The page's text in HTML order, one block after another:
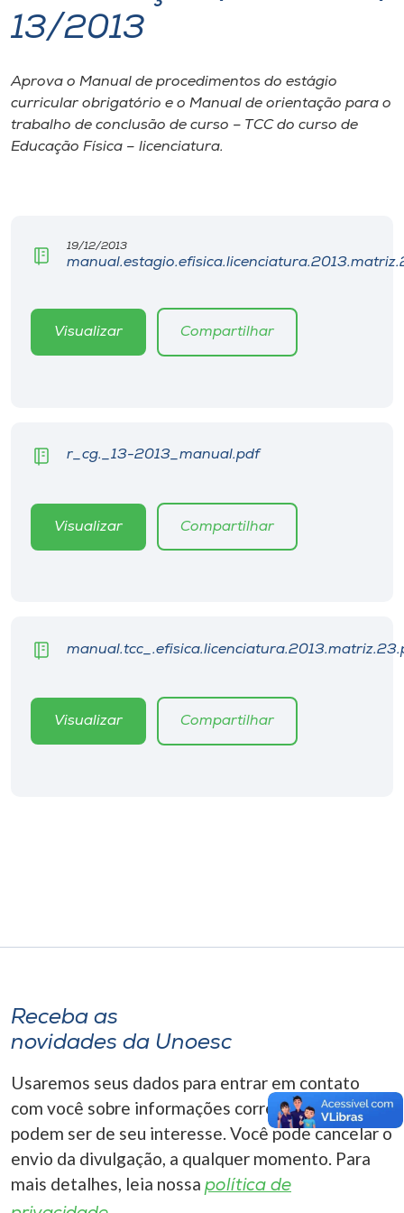
I.nova
Diplomados
Cultura
Biblioteca
Editora
Rádio
Unoesc
13/2013
Aprova o Manual de procedimentos do estágio
curricular obrigatório e o Manual de orientação para o
trabalho de conclusão de curso – TCC do curso de
Educação Física – licenciatura.
19/12/2013
Visualizar Compartilhar
r_cg._13-2013_manual.pdf
Visualizar Compartilhar
Visualizar Compartilhar
Receba as
novidades da Unoesc
Usaremos seus dados para entrar em contato
com você sobre informações correlacionadas que
podem ser de seu interesse. Você pode cancelar o
envio da divulgação, a qualquer momento. Para
mais detalhes, leia nossa política de